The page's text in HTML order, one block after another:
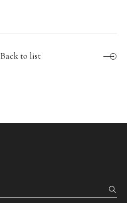
Back to list